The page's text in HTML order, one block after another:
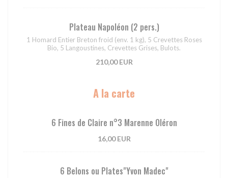
Plateau Napoléon (2 pers.)
1 Homard Entier Breton froid (env. 1 kg), 5 Crevettes Roses
Bio, 5 Langoustines, Crevettes Grises, Bulots.
210,00 EUR
A la carte
6 Fines de Claire n°3 Marenne Oléron
16,00 EUR
6 Belons ou Plates"Yvon Madec"